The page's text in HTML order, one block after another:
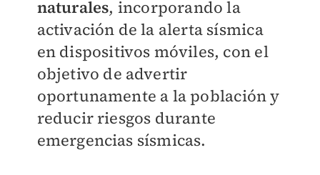
naturales, incorporando la
activación de la alerta sísmica
en dispositivos móviles, con el
objetivo de advertir
oportunamente a la población y
reducir riesgos durante
emergencias sísmicas.